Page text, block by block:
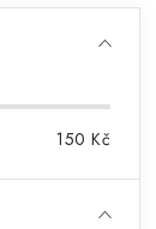
150 Kč